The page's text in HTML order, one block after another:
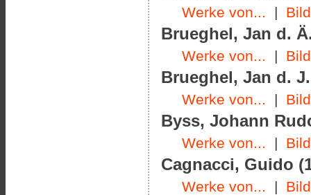
Werke von... |
Brueghel, Jan d.
Werke von... |
Brueghel, Jan d.
Werke von... |
Byss, Johann
Werke von... |
Cagnacci, Guido
Werke von... |